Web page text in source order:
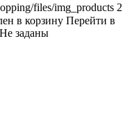
files/img_products 2
в корзину Перейти в
Не заданы